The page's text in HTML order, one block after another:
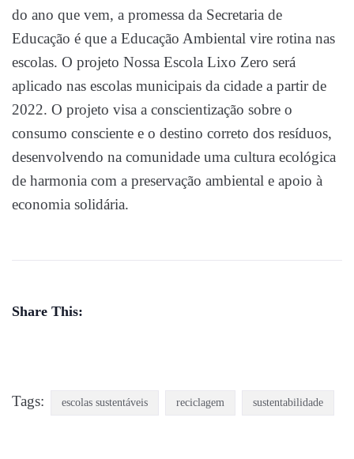
do ano que vem, a promessa da Secretaria de
Educação é que a Educação Ambiental vire rotina nas
escolas. O projeto Nossa Escola Lixo Zero será
aplicado nas escolas municipais da cidade a partir de
2022. O projeto visa a conscientização sobre o
consumo consciente e o destino correto dos resíduos,
desenvolvendo na comunidade uma cultura ecológica
de harmonia com a preservação ambiental e apoio à
economia solidária.
Share This:
Tags: escolas sustentáveis reciclagem sustentabilidade